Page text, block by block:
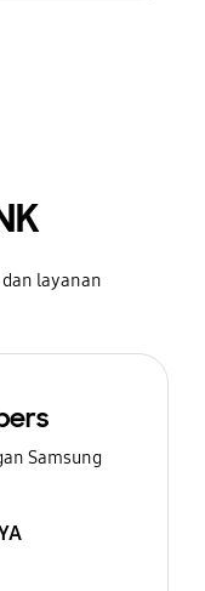
layanan
Samsung